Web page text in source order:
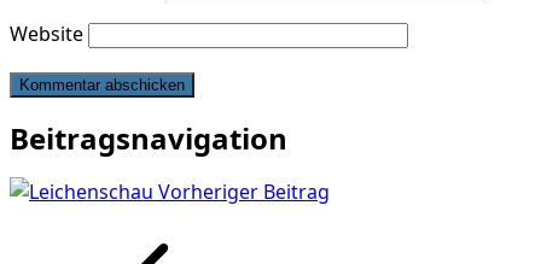
Website
Beitragsnavigation
Vorheriger Beitrag